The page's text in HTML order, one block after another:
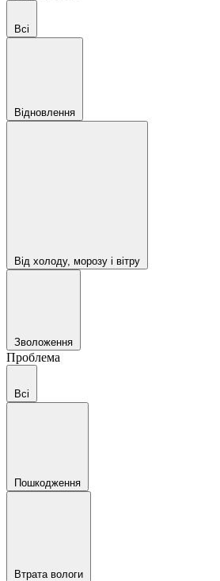
Всі
Відновлення
Від холоду, морозу і вітру
Зволоження
Проблема
Всі
Пошкодження
Втрата вологи